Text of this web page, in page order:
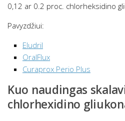
0,12 ar 0.2 proc. chlorheksidino
Pavyzdžiui:
Eludril
OralFlux
Curaprox Perio Plus
Kuo naudingas
chlorhexidino